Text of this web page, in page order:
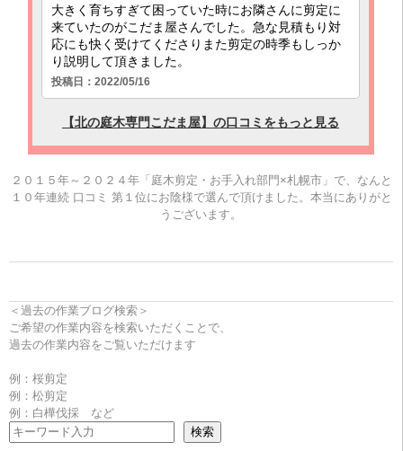
２０１５年～２０２４年「庭木剪定・お手入れ部門×札幌市」で、なんと
１０年連続 口コミ 第１位にお陰様で選んで頂けました。本当にありがと
うございます。
＜過去の作業ブログ検索＞
ご希望の作業内容を検索いただくことで、
過去の作業内容をご覧いただけます
例：桜剪定
例：松剪定
例：白樺伐採 など
検索